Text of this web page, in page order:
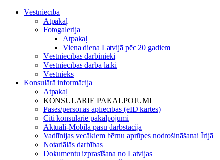
Vēstniecība
Atpakaļ
Fotogalerija
Atpakaļ
Viena diena Latvijā pēc 20 gadiem
Vēstniecības darbinieki
Vēstniecības darba laiki
Vēstnieks
Konsulārā informācija
Atpakaļ
KONSULĀRIE PAKALPOJUMI
Pases/personas apliecības (eID kartes)
Citi konsulārie pakalpojumi
Aktuāli-Mobilā pasu darbstacija
Vadlīnijas vecākiem bērnu aprūpes nodrošināšanai Īrijā
Notariālās darbības
Dokumentu izprasīšana no Latvijas